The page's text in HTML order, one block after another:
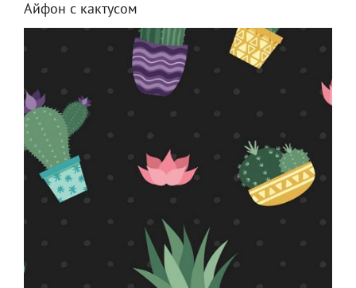
Айфон с кактусом